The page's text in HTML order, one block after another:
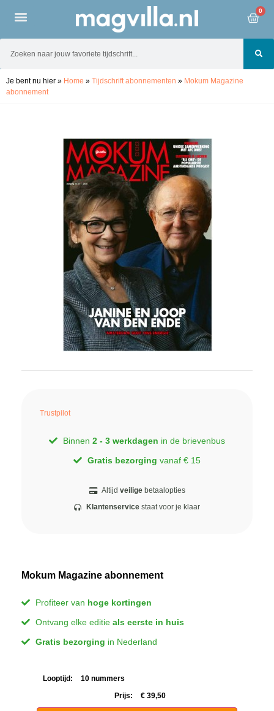
0
Je bent nu hier » Home » Tijdschrift abonnementen » Mokum Magazine
abonnement
Trustpilot
Binnen 2 - 3 werkdagen in de brievenbus
Gratis bezorging vanaf € 15
Altijd veiligebetaalopties
Klantenservice staat voor je klaar
Mokum Magazine abonnement
Profiteer van hoge kortingen
Ontvang elke editie als eerste in huis
Gratis bezorging in Nederland
Looptijd:
10 nummers
Prijs:
€ 39,50